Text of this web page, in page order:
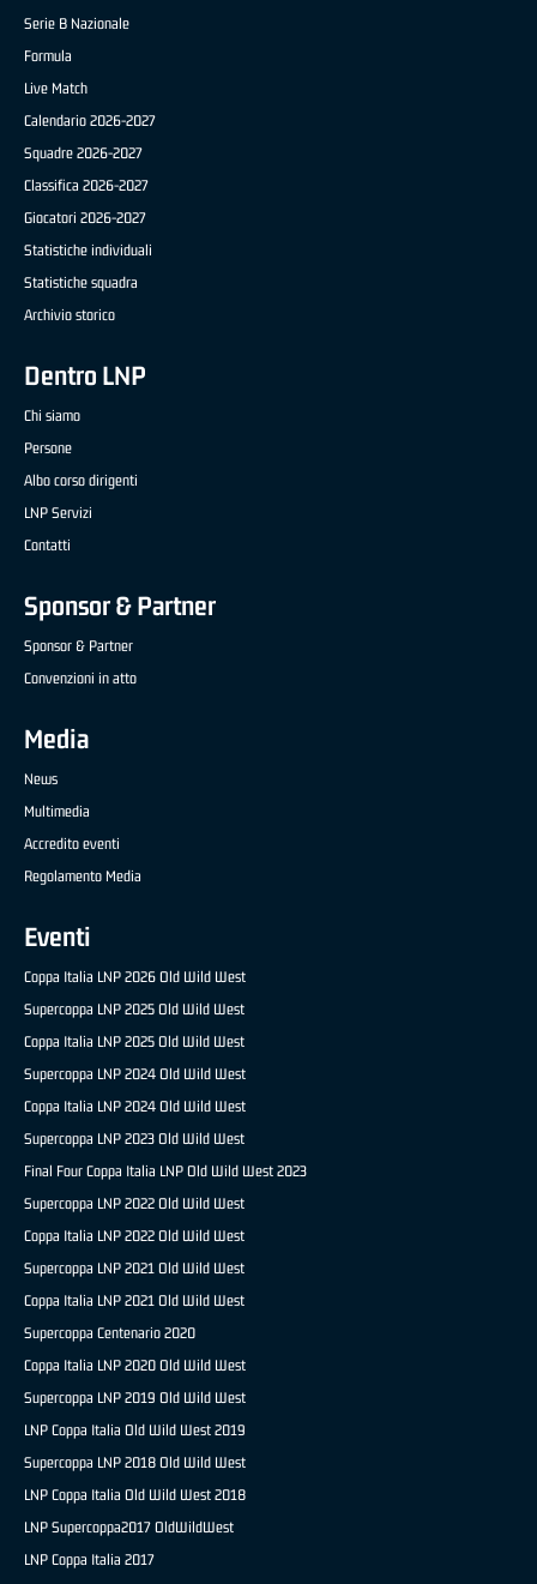
Serie B Nazionale
Formula
Live Match
Calendario 2026-2027
Squadre 2026-2027
Classifica 2026-2027
Giocatori 2026-2027
Statistiche individuali
Statistiche squadra
Archivio storico
Dentro LNP
Chi siamo
Persone
Albo corso dirigenti
LNP Servizi
Contatti
Sponsor & Partner
Sponsor & Partner
Convenzioni in atto
Media
News
Multimedia
Accredito eventi
Regolamento Media
Eventi
Coppa Italia LNP 2026 Old Wild West
Supercoppa LNP 2025 Old Wild West
Coppa Italia LNP 2025 Old Wild West
Supercoppa LNP 2024 Old Wild West
Coppa Italia LNP 2024 Old Wild West
Supercoppa LNP 2023 Old Wild West
Final Four Coppa Italia LNP Old Wild West 2023
Supercoppa LNP 2022 Old Wild West
Coppa Italia LNP 2022 Old Wild West
Supercoppa LNP 2021 Old Wild West
Coppa Italia LNP 2021 Old Wild West
Supercoppa Centenario 2020
Coppa Italia LNP 2020 Old Wild West
Supercoppa LNP 2019 Old Wild West
LNP Coppa Italia Old Wild West 2019
Supercoppa LNP 2018 Old Wild West
LNP Coppa Italia Old Wild West 2018
LNP Supercoppa2017 OldWildWest
LNP Coppa Italia 2017